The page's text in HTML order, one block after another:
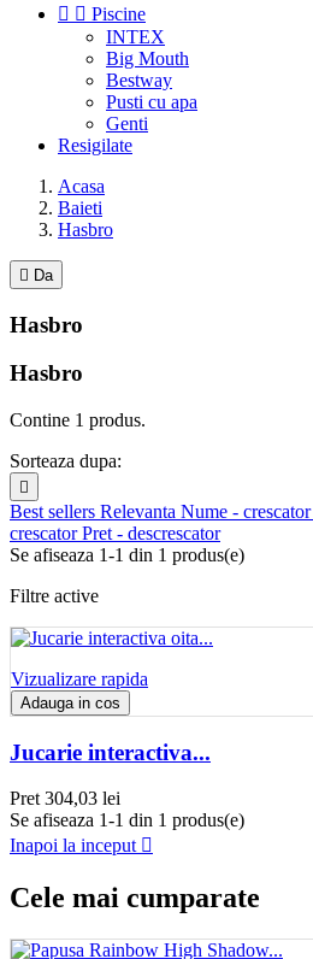
  Piscine
INTEX
Big Mouth
Bestway
Pusti cu apa
Genti
Resigilate
Acasa
Baieti
Hasbro
 Da
Hasbro
Hasbro
Contine 1 produs.
Sorteaza dupa:

Best sellers Relevanta Nume - crescator
crescatorPret - descrescator
Se afiseaza 1-1 din 1 produs(e)
Filtre active
Vizualizare rapida
Adauga in cos
Jucarie interactiva...
Pret 304,03 lei
Se afiseaza 1-1 din 1 produs(e)
Inapoi la inceput 
Cele mai cumparate